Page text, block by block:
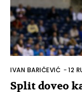
IVAN BARIČEVIĆ -12
Split doveo